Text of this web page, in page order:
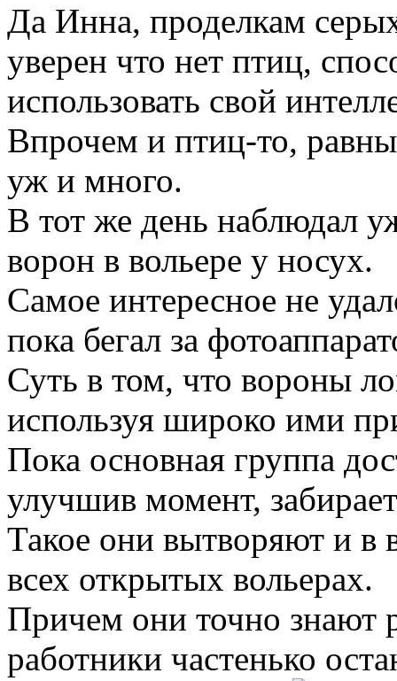
Да Инна, проделкам
уверен что нет птиц,
использовать свой
Впрочем и птиц-то,
уж и много.
В тот же день наблюдал
ворон в вольере у носух.
Самое интересное не
пока бегал за
Суть в том, что вороны
используя широко ими
Пока основная группа
улучшив момент,
Такое они вытворяют и в
всех открытых вольерах.
Причем они точно знают
работники частенько